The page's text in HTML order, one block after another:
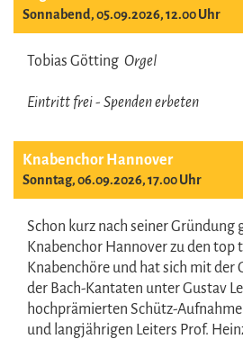
Sonnabend, 05.09.2026, 12.00 Uhr
Tobias Götting Orgel
Eintritt frei - Spenden erbeten
Knabenchor Hannover
Sonntag, 06.09.2026, 17.00 Uhr
Schon kurz nach seiner Gründung
Knabenchor Hannover zu den top
Knabenchöre und hat sich mit der
der Bach-Kantaten unter Gustav
hochprämierten Schütz-
und langjährigen Leiters Prof.